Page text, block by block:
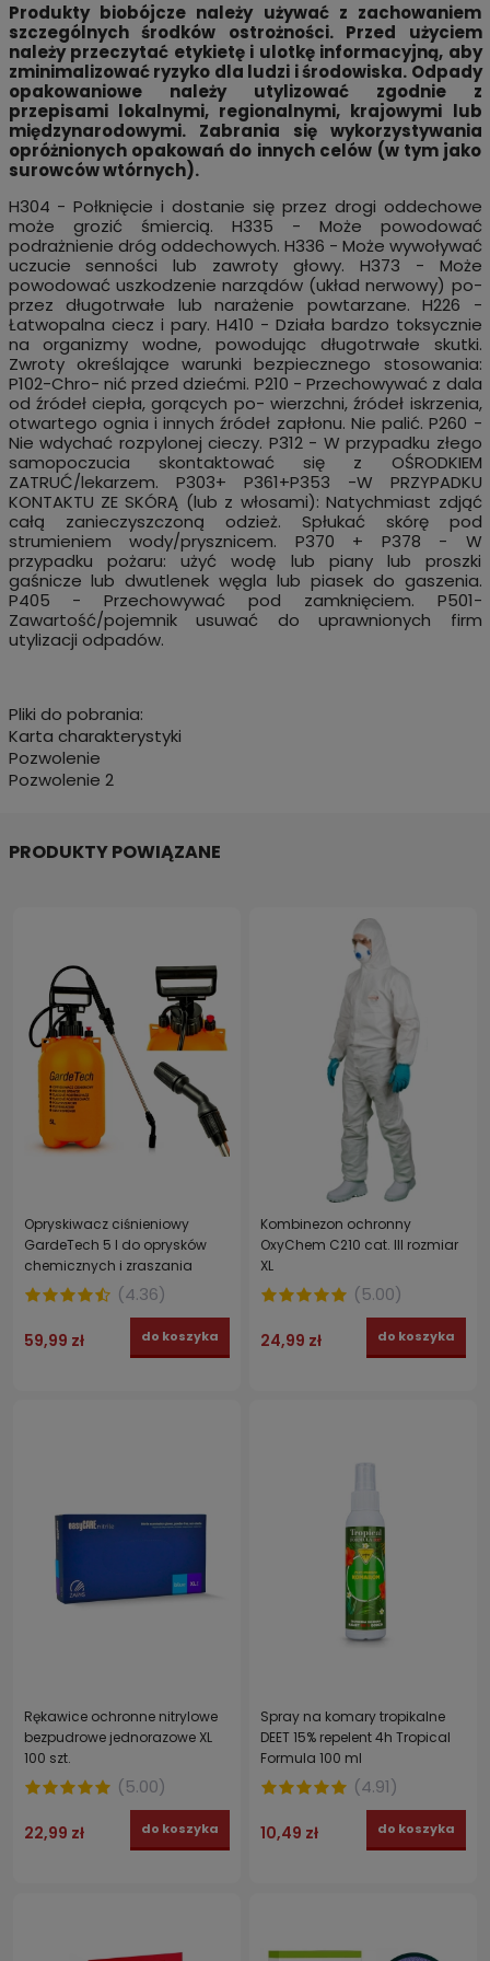
Produkty biobójcze należy używać z zachowaniem
szczególnych środków ostrożności. Przed użyciem
należy przeczytać etykietę i ulotkę informacyjną, aby
zminimalizować ryzyko dla ludzi i środowiska. Odpady
opakowaniowe należy utylizować zgodnie z
przepisami lokalnymi, regionalnymi, krajowymi lub
międzynarodowymi. Zabrania się wykorzystywania
opróżnionych opakowań do innych celów (w tym jako
surowców wtórnych).
H304 - Połknięcie i dostanie się przez drogi oddechowe
może grozić śmiercią. H335 - Może powodować
podrażnienie dróg oddechowych. H336 - Może wywoływać
uczucie senności lub zawroty głowy. H373 - Może
powodować uszkodzenie narządów (układ nerwowy) po-
przez długotrwałe lub narażenie powtarzane. H226 -
Łatwopalna ciecz i pary. H410 - Działa bardzo toksycznie
na organizmy wodne, powodując długotrwałe skutki.
Zwroty określające warunki bezpiecznego stosowania:
P102-Chro- nić przed dziećmi. P210 - Przechowywać z dala
od źródeł ciepła, gorących po- wierzchni, źródeł iskrzenia,
otwartego ognia i innych źródeł zapłonu. Nie palić. P260 -
Nie wdychać rozpylonej cieczy. P312 - W przypadku złego
samopoczucia skontaktować się z OŚRODKIEM
ZATRUĆ/lekarzem. P303+ P361+P353 -W PRZYPADKU
KONTAKTU ZE SKÓRĄ (lub z włosami): Natychmiast zdjąć
całą zanieczyszczoną odzież. Spłukać skórę pod
strumieniem wody/prysznicem. P370 + P378 - W
przypadku pożaru: użyć wodę lub piany lub proszki
gaśnicze lub dwutlenek węgla lub piasek do gaszenia.
P405 - Przechowywać pod zamknięciem. P501-
Zawartość/pojemnik usuwać do uprawnionych firm
utylizacji odpadów.
Pliki do pobrania:
Karta charakterystyki
Pozwolenie
Pozwolenie 2
PRODUKTY POWIĄZANE
Opryskiwacz ciśnieniowy
GardeTech 5 l do oprysków
chemicznych i zraszania
roślin
(4.36)
59,99 zł do koszyka
Kombinezon ochronny
OxyChem C210 cat. III rozmiar
XL
(5.00)
24,99 zł do koszyka
Rękawice ochronne nitrylowe
bezpudrowe jednorazowe XL
100 szt.
(5.00)
22,99 zł do koszyka
Spray na komary tropikalne
DEET 15% repelent 4h Tropical
Formula 100 ml
(4.91)
10,49 zł do koszyka